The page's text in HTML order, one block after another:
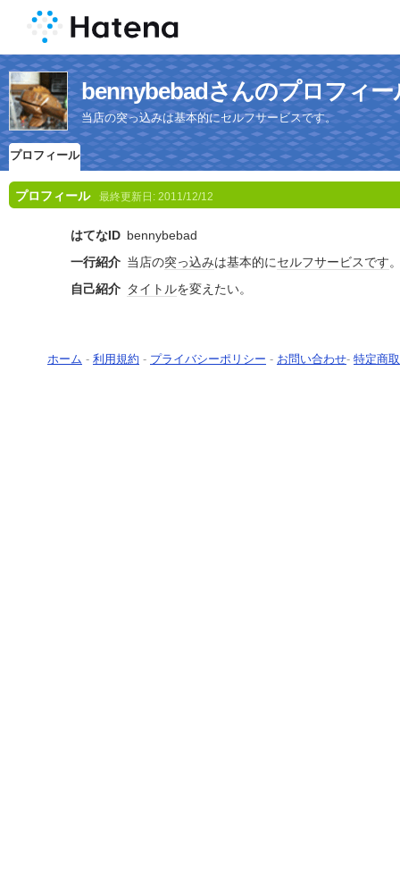
bennybebadさんのプロフィー
当店の突っ込みは基本的にセルフサービスです。
プロフィール
プロフィール 最終更新日: 2011/12/12
はてなID bennybebad
一行紹介 当店の突っ込みは基本的にセルフサービスです
自己紹介 タイトルを変えたい。
ホーム - 利用規約 - プライバシーポリシー - お問い合わせ- 特定商